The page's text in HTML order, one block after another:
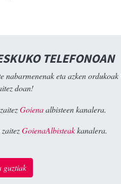
TELEFONOAN
nabarmenenak eta azken
doan!
Goienaalbisteen kanalera.
GoienaAlbisteakkanalera.
guztiak